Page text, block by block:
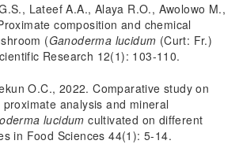
Lateef A.A., Alaya R.O., Awolowo M.,
composition and chemical
(Ganoderma lucidum (Curt: Fr.)
Research 12(1): 103-110.
O.C., 2022. Comparative study on
analysis and mineral
lucidum cultivated on different
in Food Sciences 44(1): 5-14.